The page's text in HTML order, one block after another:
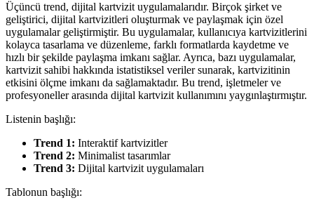
Üçüncü trend, dijital kartvizit uygulamalarıdır. Birçok şirket ve
geliştirici, dijital kartvizitleri oluşturmak ve paylaşmak için özel
uygulamalar geliştirmiştir. Bu uygulamalar, kullanıcıya kartvizitlerini
kolayca tasarlama ve düzenleme, farklı formatlarda kaydetme ve
hızlı bir şekilde paylaşma imkanı sağlar. Ayrıca, bazı uygulamalar,
kartvizit sahibi hakkında istatistiksel veriler sunarak, kartvizitinin
etkisini ölçme imkanı da sağlamaktadır. Bu trend, işletmeler ve
profesyoneller arasında dijital kartvizit kullanımını yaygınlaştırmıştır.
Listenin başlığı:
Trend 1: Interaktif kartvizitler
Trend 2: Minimalist tasarımlar
Trend 3: Dijital kartvizit uygulamaları
Tablonun başlığı: